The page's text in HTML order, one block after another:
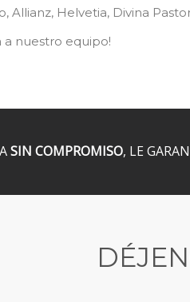
Allianz, Helvetia, Divina
a nuestro equipo!
SIN COMPROMISO, LE